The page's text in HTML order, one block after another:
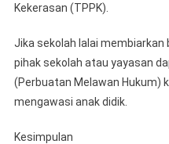
Kekerasan (TPPK).
​Jika sekolah lalai
pihak sekolah atau yayasan
(Perbuatan Melawan Hukum)
mengawasi anak didik.
​Kesimpulan